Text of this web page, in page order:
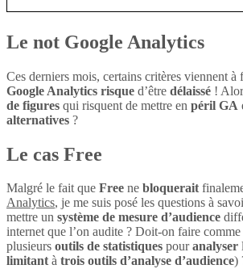
Le not Google Analytics
Ces derniers mois, certains critères viennent à
Google Analytics risque d’être délaissé !
de figures qui risquent de mettre en péril GA
alternatives ?
Le cas Free
Malgré le fait que Free ne bloquerait
Analytics, je me suis posé les questions à
mettre un système de mesure d’audience
internet que l’on audite ? Doit-on faire
plusieurs outils de statistiques pouranalyser
limitantà trois outils d’analyse d’audience)